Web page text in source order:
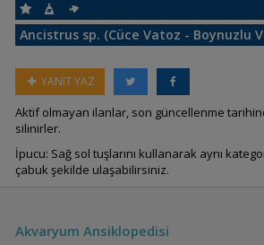
Ancistrus sp. (Cüce Vatoz - Boynuzlu
YANIT YAZ
Aktif olmayan ilanlar, son güncellenme
silinirler.
İpucu: Sağ sol tuşlarını kullanarak aynı
çabuk şekilde ulaşabilirsiniz.
Akvaryum Ansiklopedisi